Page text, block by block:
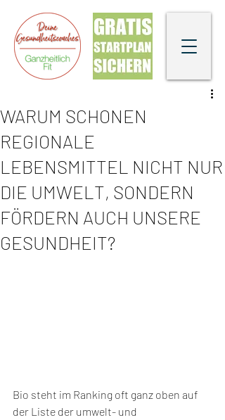
WARUM SCHONEN
REGIONALE
LEBENSMITTEL NICHT NUR
DIE UMWELT, SONDERN
FÖRDERN AUCH UNSERE
GESUNDHEIT?
Bio steht im Ranking oft ganz oben auf
der Liste der umwelt- und